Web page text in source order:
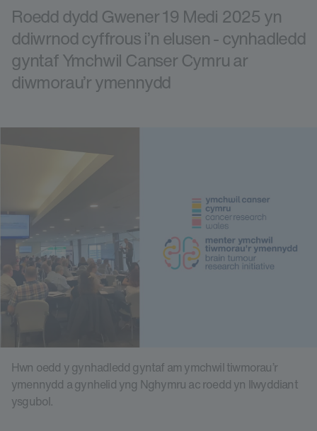
Roedd dydd Gwener 19 Medi 2025 yn
ddiwrnod cyffrous i’n elusen - cynhadledd
gyntaf Ymchwil Canser Cymru ar
diwmorau’r ymennydd
Hwn oedd y gynhadledd gyntaf am ymchwil tiwmorau’r
ymennydd a gynhelid yng Nghymru ac roedd yn llwyddiant
ysgubol.